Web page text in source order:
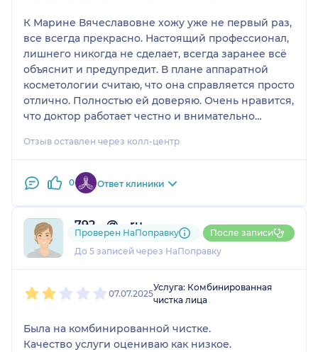
К Марине Вячеславовне хожу уже не первый раз,
все всегда прекрасно. Настоящий профессионал,
лишнего никогда не сделает, всегда заранее всё
объяснит и предупредит. В плане аппаратной
косметологии считаю, что она справляется просто
отлично. Полностью ей доверяю. Очень нравится,
что доктор работает честно и внимательно
спокойно на приеме.
Отзыв оставлен через колл-центр
0 Ответ клиники
792....@....ru
1 отзыви1 оценка
До 5 записей через НаПоправку
Проверен НаПоправку После записи
07.07.2025
Услуга: Комбинированная
чистка лица
Была на комбинированной чистке.
Качество услуги оцениваю как низкое.